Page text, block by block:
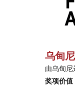
乌甸
由乌甸
奖项价值